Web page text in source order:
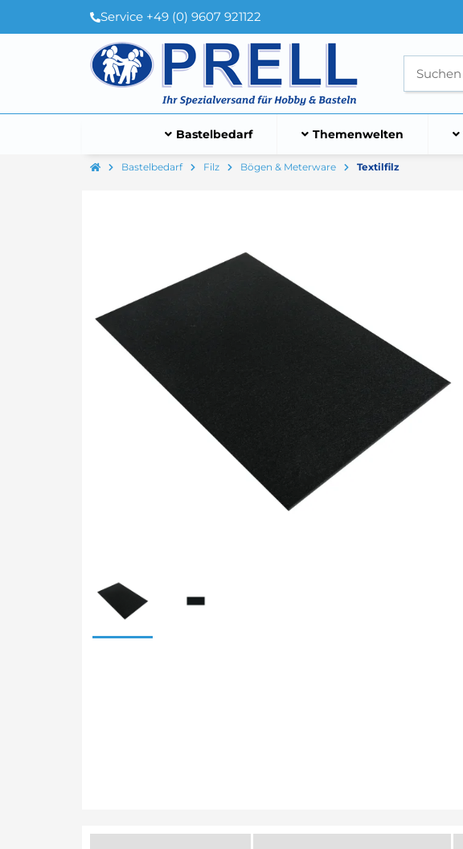
Service +49 (0) 9607 921122
Bastelbedarf Themenwelten
Bastelbedarf Filz Bögen & Meterware Textilfilz